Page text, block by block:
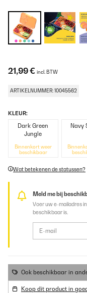
21,99 € incl. BTW
ARTIKELNUMMER: 10045562
KLEUR:
Dark Green
Jungle
Binnenkort weer
beschikbaar
Navy
Wat betekenen de statussen?
Meld me bij
Voer uw e-mailadres
beschikbaar is.
Ook beschikbaar in
Koop dit product in